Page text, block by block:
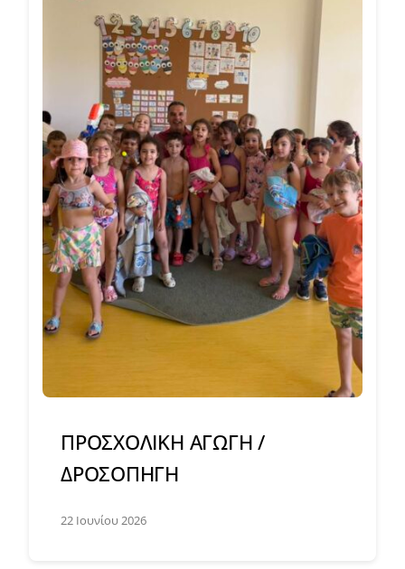
ΠΡΟΣΧΟΛΙΚΗ ΑΓΩΓΗ /
ΔΡΟΣΟΠΗΓΗ
22 Ιουνίου 2026